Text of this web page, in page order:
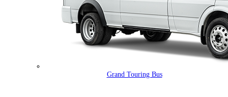
Grand Touring Bus